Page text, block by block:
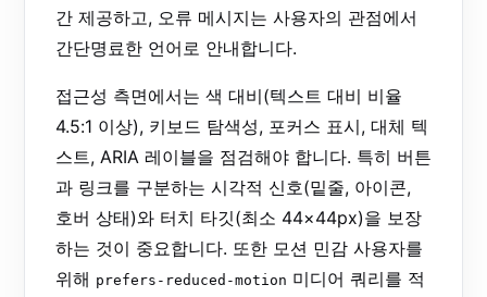
간 제공하고, 오류 메시지는 사용자의 관점에서
간단명료한 언어로 안내합니다.
접근성 측면에서는 색 대비(텍스트 대비 비율
4.5:1 이상), 키보드 탐색성, 포커스 표시, 대체 텍
스트, ARIA 레이블을 점검해야 합니다. 특히 버튼
과 링크를 구분하는 시각적 신호(밑줄, 아이콘,
호버 상태)와 터치 타깃(최소 44×44px)을 보장
하는 것이 중요합니다. 또한 모션 민감 사용자를
위해 prefers-reduced-motion 미디어 쿼리를 적